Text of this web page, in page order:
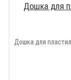
Дошка для
Дошка для